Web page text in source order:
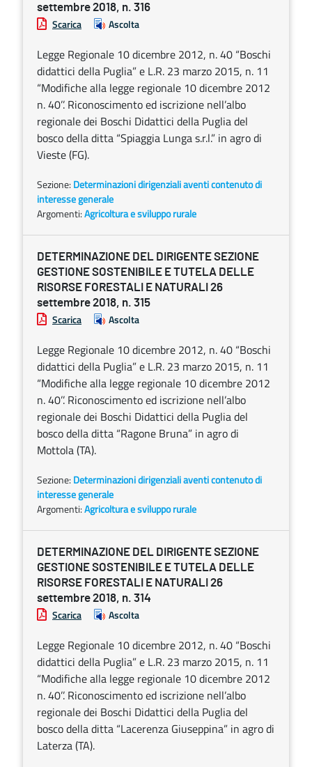
settembre 2018, n. 316
Scarica Ascolta
Legge Regionale 10 dicembre 2012, n. 40 “Boschi
didattici della Puglia” e L.R. 23 marzo 2015, n. 11
“Modifiche alla legge regionale 10 dicembre 2012
n. 40’’. Riconoscimento ed iscrizione nell’albo
regionale dei Boschi Didattici della Puglia del
bosco della ditta “Spiaggia Lunga s.r.l.” in agro di
Vieste (FG).
Sezione: Determinazioni dirigenziali aventi contenuto di
interesse generale
Argomenti:Agricoltura e sviluppo rurale
DETERMINAZIONE DEL DIRIGENTE SEZIONE
GESTIONE SOSTENIBILE E TUTELA DELLE
RISORSE FORESTALI E NATURALI 26
settembre 2018, n. 315
Scarica Ascolta
Legge Regionale 10 dicembre 2012, n. 40 “Boschi
didattici della Puglia” e L.R. 23 marzo 2015, n. 11
“Modifiche alla legge regionale 10 dicembre 2012
n. 40’’. Riconoscimento ed iscrizione nell’albo
regionale dei Boschi Didattici della Puglia del
bosco della ditta “Ragone Bruna” in agro di
Mottola (TA).
Sezione: Determinazioni dirigenziali aventi contenuto di
interesse generale
Argomenti:Agricoltura e sviluppo rurale
DETERMINAZIONE DEL DIRIGENTE SEZIONE
GESTIONE SOSTENIBILE E TUTELA DELLE
RISORSE FORESTALI E NATURALI 26
settembre 2018, n. 314
Scarica Ascolta
Legge Regionale 10 dicembre 2012, n. 40 “Boschi
didattici della Puglia” e L.R. 23 marzo 2015, n. 11
“Modifiche alla legge regionale 10 dicembre 2012
n. 40’’. Riconoscimento ed iscrizione nell’albo
regionale dei Boschi Didattici della Puglia del
bosco della ditta “Lacerenza Giuseppina” in agro di
Laterza (TA).